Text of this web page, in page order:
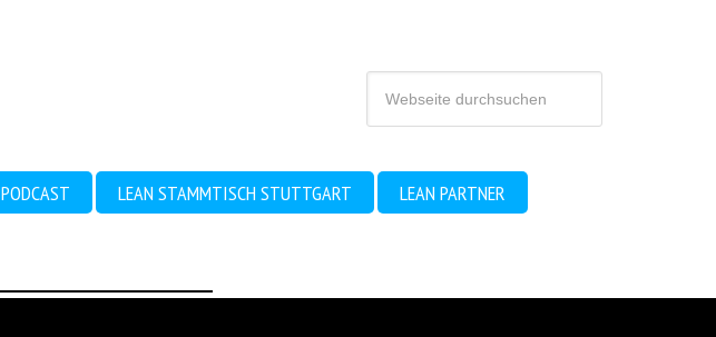
PODCAST LEAN STAMMTISCH STUTTGART LEAN PARTNER